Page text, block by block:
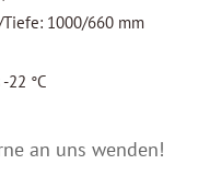
1000/660 mm
22 °C
an uns wenden!